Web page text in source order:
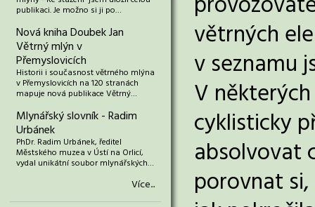
publikaci. Je možno si ji po…
Nová kniha Doubek Jan
Větrný mlýn v
Přemyslovicích
Historii i současnost větrného mlýna
v Přemyslovicích na 120 stranách
mapuje nová publikace Větrný…
Mlynářský slovník - Radim
Urbánek
PhDr. Radim Urbánek, ředitel
Městského muzea v Ústí na Orlicí,
vydal unikátní soubor mlynářských…
Více...
větrných
v seznamu
V
cyklisticky
absolvovat
porovnat si,